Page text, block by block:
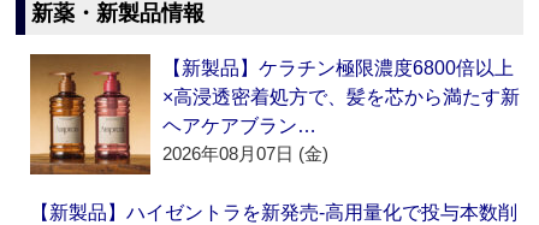
新薬・新製品情報
【新製品】ケラチン極限濃度6800倍以上
×高浸透密着処方で、髪を芯から満たす新
ヘアケアブラン…
2026年08月07日 (金)
【新製品】ハイゼントラを新発売‐高用量化で投与本数削